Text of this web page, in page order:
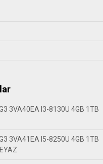
3VA40EA I3-8130U 4GB 1TB
3VA41EA I5-8250U 4GB 1TB